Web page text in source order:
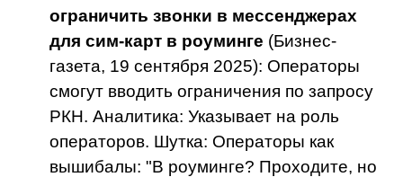
ограничить звонки в мессенджерах
для сим-карт в роуминге (Бизнес-
газета, 19 сентября 2025): Операторы
смогут вводить ограничения по запросу
РКН. Аналитика: Указывает на роль
операторов. Шутка: Операторы как
вышибалы: "В роуминге? Проходите, но